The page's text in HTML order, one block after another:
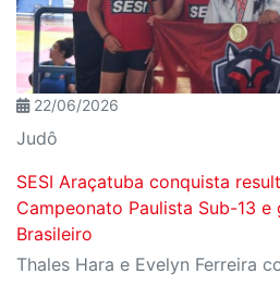
22/06/2026
Judô
SESI Araçatuba conquista
Campeonato Paulista Sub-13 e
Brasileiro